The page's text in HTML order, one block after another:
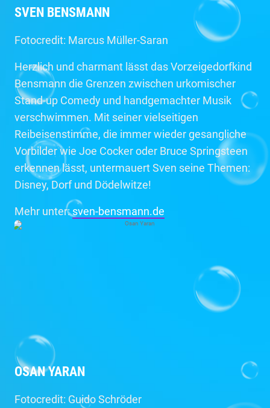
SVEN BENSMANN
Fotocredit: Marcus Müller-Saran
Herzlich und charmant lässt das Vorzeigedorfkind
Bensmann die Grenzen zwischen urkomischer
Stand-up Comedy und handgemachter Musik
verschwimmen. Mit seiner vielseitigen
Reibeisenstimme, die immer wieder gesangliche
Vorbilder wie Joe Cocker oder Bruce Springsteen
erkennen lässt, untermauert Sven seine Themen:
Disney, Dorf und Dödelwitze!
Mehr unter:sven-bensmann.de
OSAN YARAN
Fotocredit: Guido Schröder